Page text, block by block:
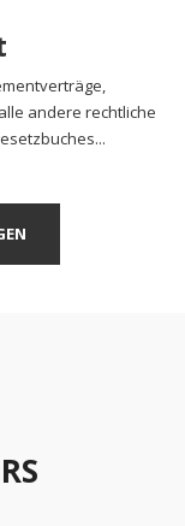
andere rechtliche